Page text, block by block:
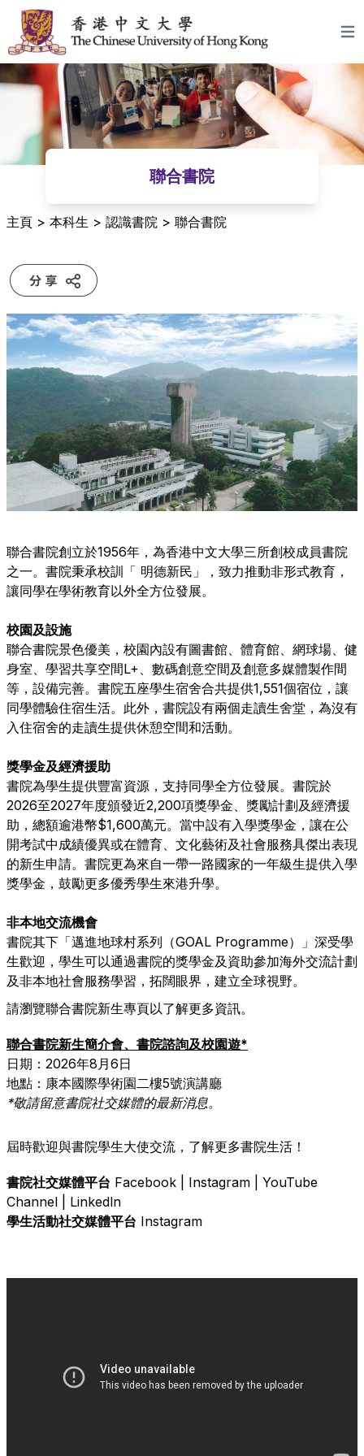
跳至主要內容
聯合書院
主頁 > 本科生 > 認識書院 > 聯合書院
聯合書院創立於1956年，為香港中文大學三所創校成員書院
之一。書院秉承校訓「 明德新民」，致力推動非形式教育，
讓同學在學術教育以外全方位發展。
校園及設施
聯合書院景色優美，校園內設有圖書館、體育館、網球場、健
身室、學習共享空間L+、數碼創意空間及創意多媒體製作間
等，設備完善。書院五座學生宿舍合共提供1,551個宿位，讓
同學體驗住宿生活。此外，書院設有兩個走讀生舍堂，為沒有
入住宿舍的走讀生提供休憩空間和活動。
獎學金及經濟援助
書院為學生提供豐富資源，支持同學全方位發展。書院於
2026至2027年度頒發近2,200項獎學金、獎勵計劃及經濟援
助，總額逾港幣$1,600萬元。當中設有入學獎學金，讓在公
開考試中成績優異或在體育、文化藝術及社會服務具傑出表現
的新生申請。書院更為來自一帶一路國家的一年級生提供入學
獎學金，鼓勵更多優秀學生來港升學。
非本地交流機會
書院其下「邁進地球村系列（GOAL Programme）」深受學
生歡迎，學生可以通過書院的獎學金及資助參加海外交流計劃
及非本地社會服務學習，拓闊眼界，建立全球視野。
請瀏覽聯合書院新生專頁以了解更多資訊。
聯合書院新生簡介會、書院諮詢及校園遊*
日期： 2026年8月6日
地點： 康本國際學術園二樓5號演講廳
*敬請留意書院社交媒體的最新消息。
屆時歡迎與書院學生大使交流，了解更多書院生活！
書院社交媒體平台 Facebook Instagram
YouTube
Channel
Linkedln
學生活動社交媒體平台 Instagram